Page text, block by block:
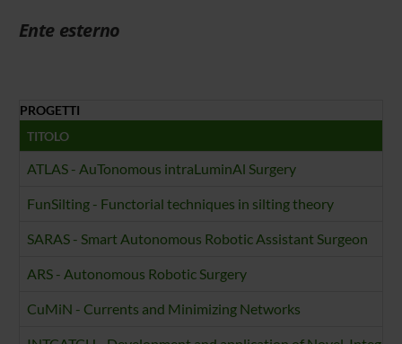
Ente esterno
PROGETTI
TITOLO
ATLAS - AuTonomous intraLuminAl Surgery
FunSilting - Functorial techniques in silting theory
SARAS - Smart Autonomous Robotic Assistant Surgeon
ARS - Autonomous Robotic Surgery
CuMiN - Currents and Minimizing Networks